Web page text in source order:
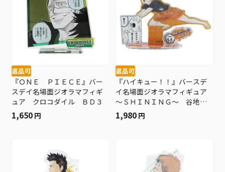
返品可
『ＯＮＥ ＰＩＥＣＥ』バー
スデイ名場面ジオラマフィギ
ュア クロコダイル ＢＤ３
1,650 円
返品可
『ハイキュー！！』バースデ
イ名場面ジオラマフィギュア
～ＳＨＩＮＩＮＧ～ 谷地仁
花 ＢＤ３
1,980 円